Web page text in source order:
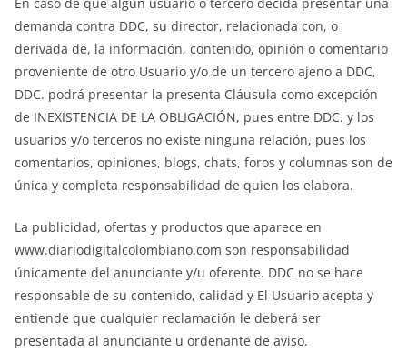
demanda contra DDC, su director, relacionada con, o
derivada de, la información, contenido, opinión o comentario
proveniente de otro Usuario y/o de un tercero ajeno a DDC,
DDC. podrá presentar la presenta Cláusula como excepción
de INEXISTENCIA DE LA OBLIGACIÓN, pues entre DDC. y los
usuarios y/o terceros no existe ninguna relación, pues los
comentarios, opiniones, blogs, chats, foros y columnas son de
única y completa responsabilidad de quien los elabora.
La publicidad, ofertas y productos que aparece en
www.diariodigitalcolombiano.com son responsabilidad
únicamente del anunciante y/u oferente. DDC no se hace
responsable de su contenido, calidad y El Usuario acepta y
entiende que cualquier reclamación le deberá ser
presentada al anunciante u ordenante de aviso.